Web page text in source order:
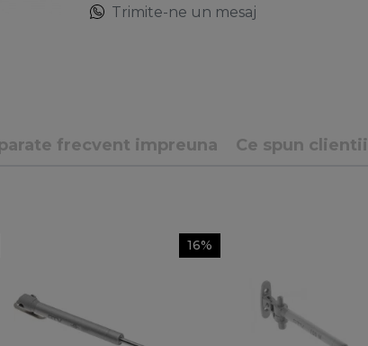
Trimite-ne un mesaj
frecvent impreuna Ce spun clientii
16%